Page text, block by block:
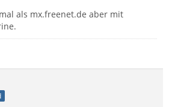
als mx.freenet.de aber mit